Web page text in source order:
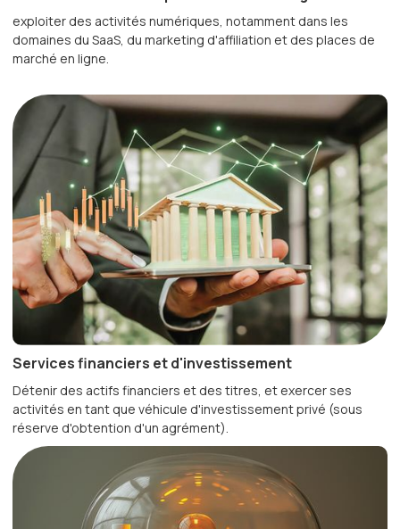
exploiter des activités numériques, notamment dans les
domaines du SaaS, du marketing d'affiliation et des places de
marché en ligne.
Services financiers et d'investissement
Détenir des actifs financiers et des titres, et exercer ses
activités en tant que véhicule d'investissement privé (sous
réserve d'obtention d'un agrément).